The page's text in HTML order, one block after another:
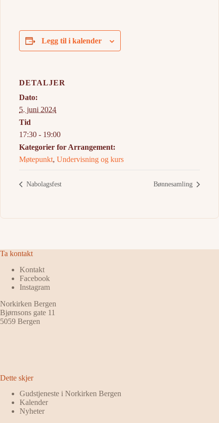
Legg til i kalender
DETALJER
Dato:
5. juni 2024
Tid
17:30 - 19:00
Kategorier for Arrangement:
Møtepunkt,Undervisning og kurs
Nabolagsfest Bønnesamling
Ta kontakt
Kontakt
Facebook
Instagram
Norkirken Bergen
Bjørnsons gate 11
5059 Bergen
Dette skjer
Gudstjeneste i Norkirken Bergen
Kalender
Nyheter